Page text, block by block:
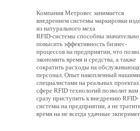
Компания Метровес занимается
внедрением системы маркировки
из натурального меха
RFID-системы способны значительно
повысить эффективность бизнес-
процессов на предприятии, что
экономить время и средства, а также
сократить расходы на
персонал. Опыт накопленный нашими
специалистами на реальных
сфере RFID технологий позволит вам
сразу приступить к внедрению RFID-
системы на предприятии, а не
время на не всегда удачные